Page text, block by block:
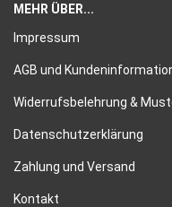
MEHR ÜBER...
Impressum
AGB und
Widerrufsbelehrung &
Datenschutzerklärung
Zahlung und Versand
Kontakt